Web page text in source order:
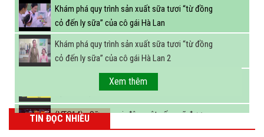
Khám phá quy trình sản xuất sữa tươi “từ đồng
cỏ đến ly sữa” của cô gái Hà Lan
Khám phá quy trình sản xuất sữa tươi “từ đồng
cỏ đến ly sữa” của cô gái Hà Lan 2
FBNC - Ngành sữa hướng tới mục tiêu 3,4 tỷ lít
sữa vào năm 2025
(VTC14) - Sữa ngoại, động vật sống sẽ được
miễn thuế nhập khẩu
Xem thêm
TIN ĐỌC NHIỀU